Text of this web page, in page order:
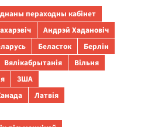
пераходны кабінет
Андрэй Хадановіч
Беласток
Берлін
Вялікабрытанія
Вільня
ЗША
Латвія